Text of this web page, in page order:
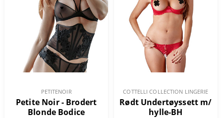
PETITENOIR
Petite Noir - Brodert
Blonde Bodice
COTTELLI COLLECTION LINGERIE
Rødt Undertøyssett m/
hylle-BH